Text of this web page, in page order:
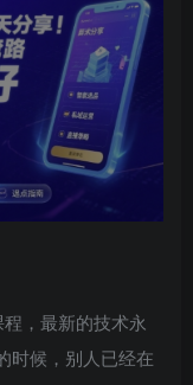
，最新的技术永
时候，别人已经在